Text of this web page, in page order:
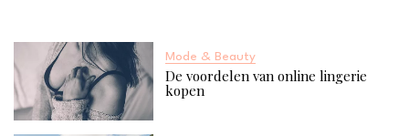
Mode & Beauty
De voordelen van online lingerie
kopen